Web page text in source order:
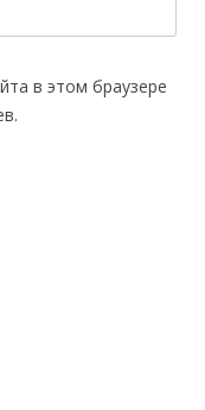
в этом браузере